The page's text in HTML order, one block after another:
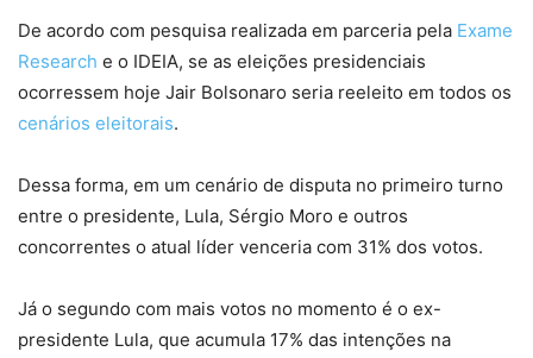
De acordo com pesquisa realizada em parceria pela Exame
Research e o IDEIA, se as eleições presidenciais
ocorressem hoje Jair Bolsonaro seria reeleito em todos os
cenários eleitorais.
Dessa forma, em um cenário de disputa no primeiro turno
entre o presidente, Lula, Sérgio Moro e outros
concorrentes o atual líder venceria com 31% dos votos.
Já o segundo com mais votos no momento é o ex-
presidente Lula, que acumula 17% das intenções na